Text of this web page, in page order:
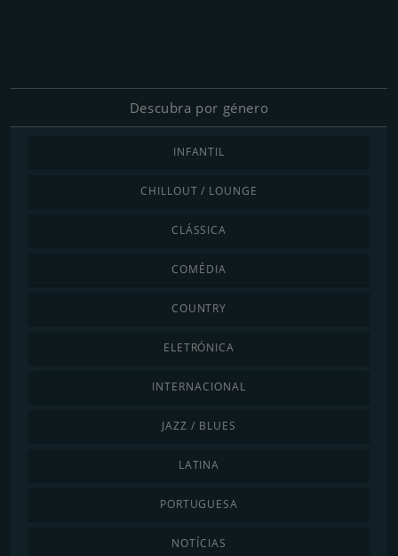
Descubra por género
INFANTIL
CHILLOUT / LOUNGE
CLÁSSICA
COMÉDIA
COUNTRY
ELETRÓNICA
INTERNACIONAL
JAZZ / BLUES
LATINA
PORTUGUESA
NOTÍCIAS